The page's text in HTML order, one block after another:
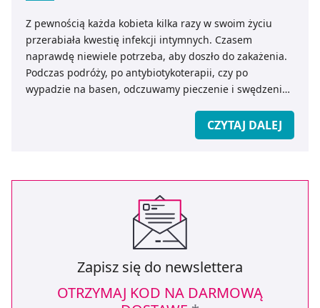
Z pewnością każda kobieta kilka razy w swoim życiu
przerabiała kwestię infekcji intymnych. Czasem
naprawdę niewiele potrzeba, aby doszło do zakażenia.
Podczas podróży, po antybiotykoterapii, czy po
wypadzie na basen, odczuwamy pieczenie i swędzenie.
aptece pomogą na infekcję, a może zawsze należy udać
się do lekarza? Podpowiadamy jak radzić sobie z
CZYTAJ DALEJ
Zapisz się do newslettera
OTRZYMAJ KOD NA DARMOWĄ